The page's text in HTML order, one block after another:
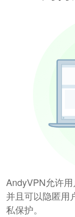
AndyVPN允许
并且可以隐匿用
私保护。